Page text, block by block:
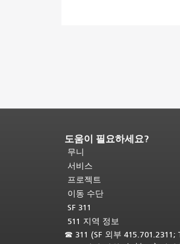
페
이
지
내
용
끝
다. 이
도움이 필요하세요?
무니
서비스
프로젝트
이동 수단
SF 311
511 지역 정보
☎ 311 (SF 외부